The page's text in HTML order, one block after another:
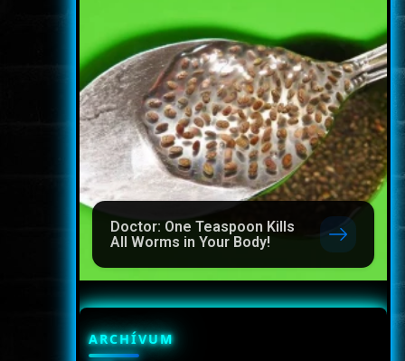
Doctor: One Teaspoon Kills
All Worms in Your Body!
ARCHÍVUM